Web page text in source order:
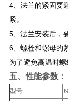
4、法兰的紧固要
紧。
5、法兰安装后，
6、螺栓和螺母的
为了避免高温时
五、性能参数：
型号